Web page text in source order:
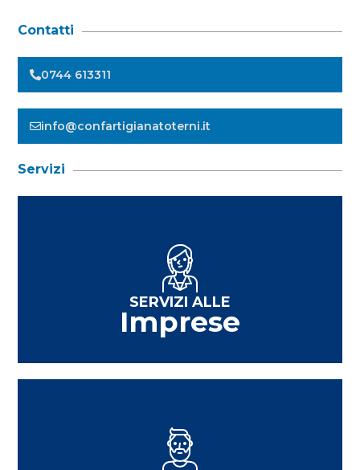
Contatti
0744 613311
info@confartigianatoterni.it
Servizi
SERVIZI ALLE
Imprese